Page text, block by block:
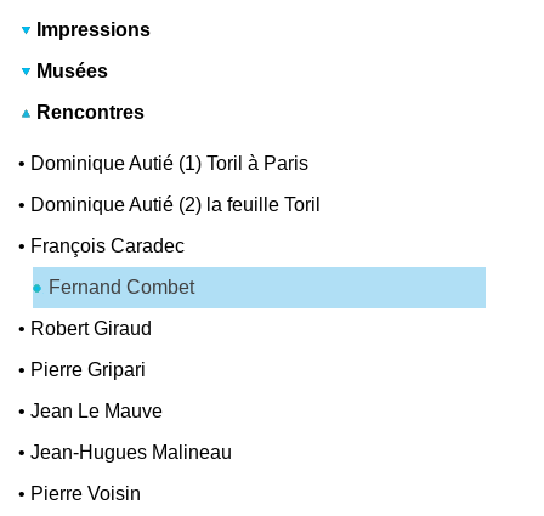
Impressions
Musées
Rencontres
• Dominique Autié (1) Toril à Paris
• Dominique Autié (2) la feuille Toril
• François Caradec
Fernand Combet
• Robert Giraud
• Pierre Gripari
•Jean Le Mauve
•Jean-Hugues Malineau
• Pierre Voisin